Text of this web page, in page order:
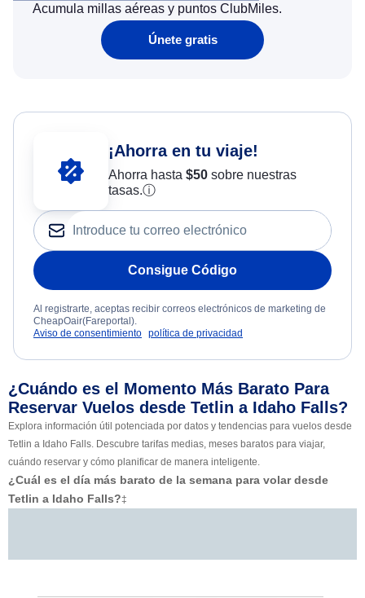
Acumula millas aéreas y puntos ClubMiles.
Únete gratis
¡Ahorra en tu viaje!
Ahorra hasta $50sobre nuestras
tasas.ⓘ
Consigue Código
Al registrarte, aceptas recibir correos electrónicos de marketing de
CheapOair(Fareportal).
Aviso de consentimiento política de privacidad
¿Cuándo es el Momento Más Barato Para
Reservar Vuelos desde Tetlin a Idaho Falls?
Explora información útil potenciada por datos y tendencias para vuelos desde
Tetlin a Idaho Falls. Descubre tarifas medias, meses baratos para viajar,
cuándo reservar y cómo planificar de manera inteligente.
¿Cuál es el día más barato de la semana para volar desde
Tetlin a Idaho Falls?‡